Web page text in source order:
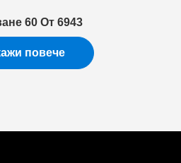
60 От 6943
повече